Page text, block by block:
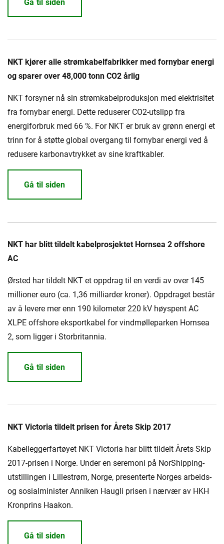
Gå til siden
NKT kjører alle strømkabelfabrikker med fornybar energi
og sparer over 48,000 tonn CO2 årlig
NKT forsyner nå sin strømkabelproduksjon med elektrisitet
fra fornybar energi. Dette reduserer CO2-utslipp fra
energiforbruk med 66 %. For NKT er bruk av grønn energi et
trinn for å støtte global overgang til fornybar energi ved å
redusere karbonavtrykket av sine kraftkabler.
Gå til siden
NKT har blitt tildelt kabelprosjektet Hornsea 2 offshore
AC
Ørsted har tildelt NKT et oppdrag til en verdi av over 145
millioner euro (ca. 1,36 milliarder kroner). Oppdraget består
av å levere mer enn 190 kilometer 220 kV høyspent AC
XLPE offshore eksportkabel for vindmølleparken Hornsea
2, som ligger i Storbritannia.
Gå til siden
NKT Victoria tildelt prisen for Årets Skip 2017
Kabelleggerfartøyet NKT Victoria har blitt tildelt Årets Skip
2017-prisen i Norge. Under en seremoni på NorShipping-
utstillingen i Lillestrøm, Norge, presenterte Norges arbeids-
og sosialminister Anniken Haugli prisen i nærvær av HKH
Kronprins Haakon.
Gå til siden